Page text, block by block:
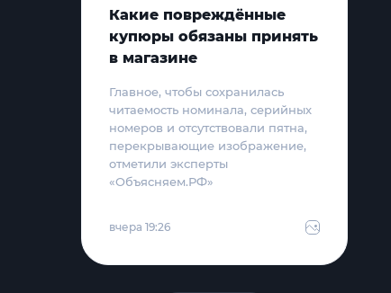
Какие повреждённые
купюры обязаны принять
в магазине
Главное, чтобы сохранилась
читаемость номинала, серийных
номеров и отсутствовали пятна,
перекрывающие изображение,
отметили эксперты
«Объясняем.РФ»
вчера 19:26